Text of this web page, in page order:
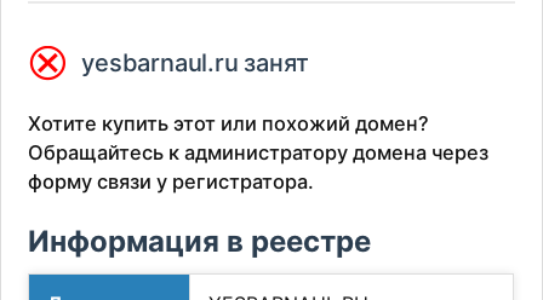
⮿ yesbarnaul.ru занят
Хотите купить этот или похожий домен?
Обращайтесь к администратору домена через
форму связи у регистратора.
Информация в реестре